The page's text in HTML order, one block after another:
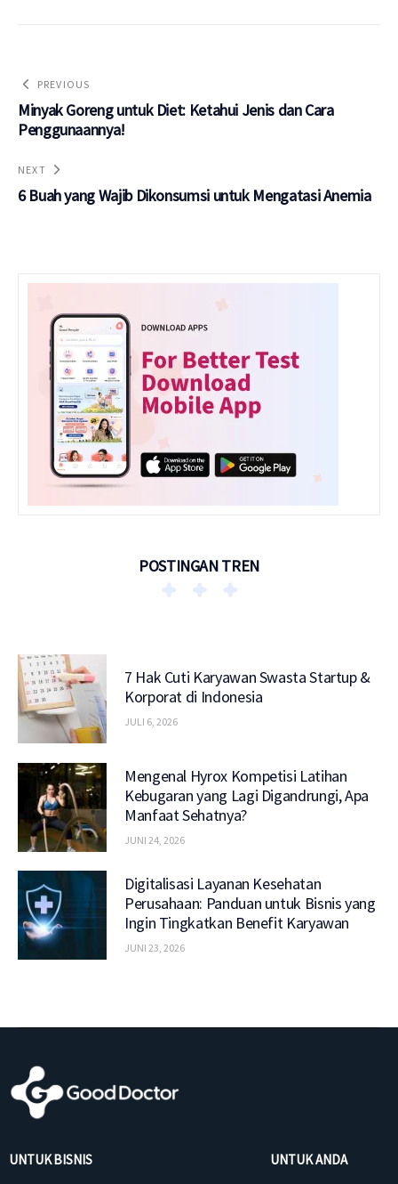
PREVIOUS
Minyak Goreng untuk Diet: Ketahui Jenis dan Cara
Penggunaannya!
NEXT
6 Buah yang Wajib Dikonsumsi untuk Mengatasi Anemia
POSTINGAN TREN
7 Hak Cuti Karyawan Swasta Startup &
Korporat di Indonesia
JULI 6, 2026
Mengenal Hyrox Kompetisi Latihan
Kebugaran yang Lagi Digandrungi, Apa
Manfaat Sehatnya?
JUNI 24, 2026
Digitalisasi Layanan Kesehatan
Perusahaan: Panduan untuk Bisnis yang
Ingin Tingkatkan Benefit Karyawan
JUNI 23, 2026
UNTUK BISNIS UNTUK ANDA